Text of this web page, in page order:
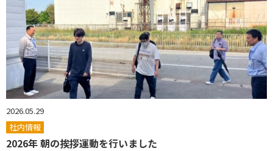
2026.05.29
社内情報
2026年 朝の挨拶運動を行いました